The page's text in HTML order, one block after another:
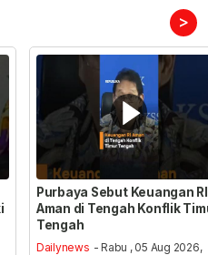
>
Purbaya Sebut Keuangan RI
Aman di Tengah Konflik
Tengah
Dailynews - Rabu , 05 Aug 2026,